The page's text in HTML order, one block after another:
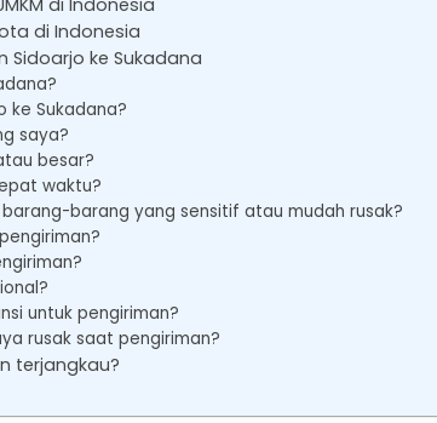
di Indonesia
di Indonesia
Sidoarjo ke Sukadana
ke Sukadana?
saya?
besar?
waktu?
barang yang sensitif atau mudah rusak?
untuk pengiriman?
rusak saat pengiriman?
terjangkau?